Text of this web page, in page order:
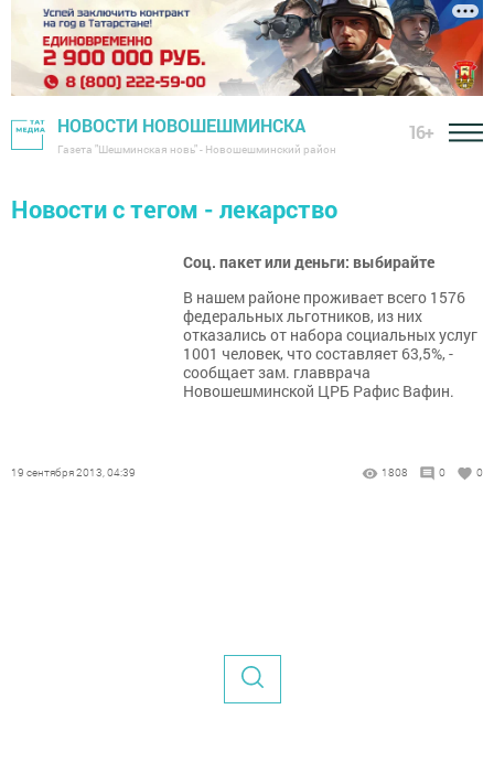
НОВОСТИ НОВОШЕШМИНСКА
Газета "Шешминская новь" - Новошешминский район
16+
Новости с тегом - лекарство
Соц. пакет или деньги: выбирайте
В нашем районе проживает всего 1576
федеральных льготников, из них
отказались от набора социальных услуг
1001 человек, что составляет 63,5%, -
сообщает зам. главврача
Новошешминской ЦРБ Рафис Вафин.
19 сентября 2013, 04:39 1808 0 0